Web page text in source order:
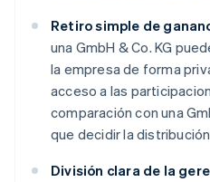
Retiro simple de
una GmbH & Co. KG
la empresa de forma
acceso a las
comparación con una
que decidir la
División clara de la